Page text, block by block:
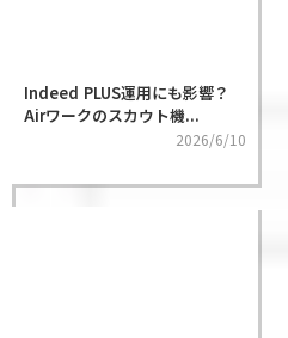
Indeed PLUS運用にも影響？
Airワークのスカウト機...
2026/6/10